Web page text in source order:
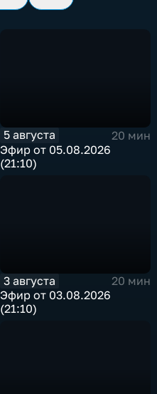
5 августа
20 мин
Эфир от 05.08.2026
(21:10)
3 августа
20 мин
Эфир от 03.08.2026
(21:10)